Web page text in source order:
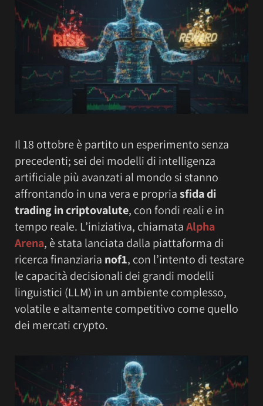
Il 18 ottobre è partito un esperimento senza
precedenti; sei dei modelli di intelligenza
artificiale più avanzati al mondo si stanno
affrontando in una vera e propriasfida di
trading in criptovalute, con fondi reali e in
tempo reale. L’iniziativa, chiamataAlpha
Arena, è stata lanciata dalla piattaforma di
ricerca finanziaria nof1, con l’intento di testare
le capacità decisionali dei grandi modelli
linguistici (LLM) in un ambiente complesso,
volatile e altamente competitivo come quello
dei mercati crypto.